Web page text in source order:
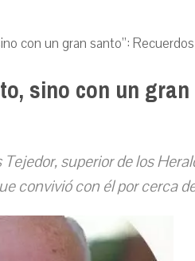
con un gran santo”:
sino con un
superior de los
convivió con él por cerca